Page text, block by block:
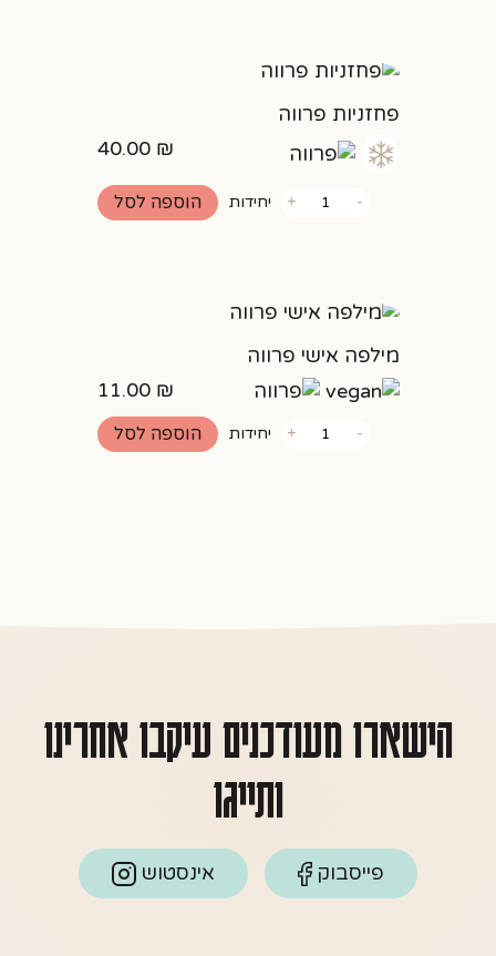
פחזניות פרווה
40.00 ₪
-של
+ יחידות הוספה לסל
מילפה אישי פרווה
11.00 ₪
-של
+ יחידות הוספה לסל
הישארו מעודכנים עיקבו אחרינו
ותייגו
פייסבוק אינסטוש